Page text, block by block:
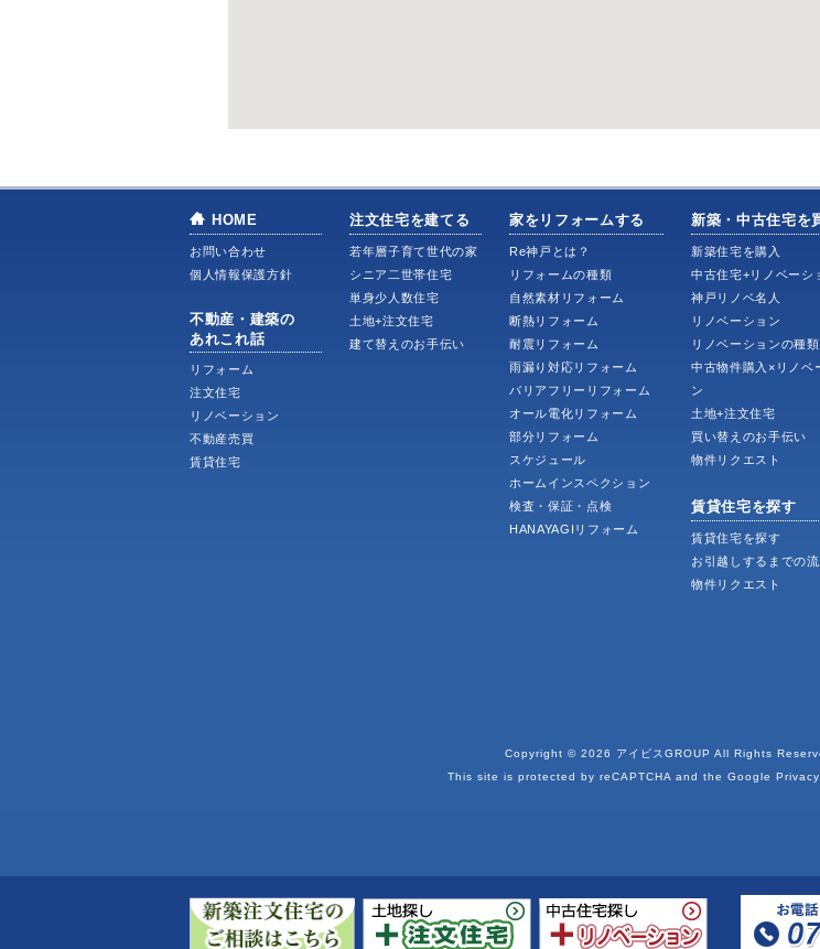
HOME
お問い合わせ
個人情報保護方針
不動産・建築の
あれこれ話
リフォーム
注文住宅
リノベーション
不動産売買
賃貸住宅
注文住宅を建てる
若年層子育て世代の家
シニア二世帯住宅
単身少人数住宅
土地+注文住宅
建て替えのお手伝い
家をリフォームする
Re神戸とは？
リフォームの種類
自然素材リフォーム
断熱リフォーム
耐震リフォーム
雨漏り対応リフォーム
バリアフリーリフォーム
オール電化リフォーム
部分リフォーム
スケジュール
ホームインスペクション
検査・保証・点検
HANAYAGIリフォーム
新築・中古住宅を
新築住宅を購入
中古住宅+リノベーシ
神戸リノベ名人
リノベーション
リノベーションの種類
中古物件購入×リノベ
ン
土地+注文住宅
買い替えのお手伝い
物件リクエスト
賃貸住宅を探す
賃貸住宅を探す
お引越しするまでの
物件リクエスト
Copyright © 2026 アイビスGROUP All Rights
This site is protected by reCAPTCHA and the Google